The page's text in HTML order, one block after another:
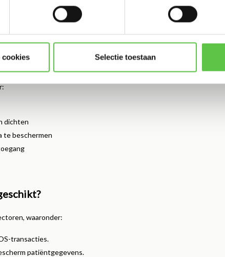
cookies Selectie toestaan
van bedrijven oplost
uitdagingen, zoals ransomware, phishing en DDoS-aanvallen.
dichten
te beschermen
waaronder:
transacties.
patiëntgegevens.